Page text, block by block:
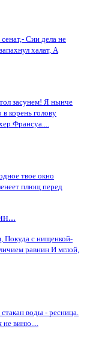
Сии дела не
халат, А
засунем! Я нынче
корень голову
Франсуа....
твое окно
плющ перед
Покуда с нищенкой-
равнин И мглой,
воды - ресница.
не виню....